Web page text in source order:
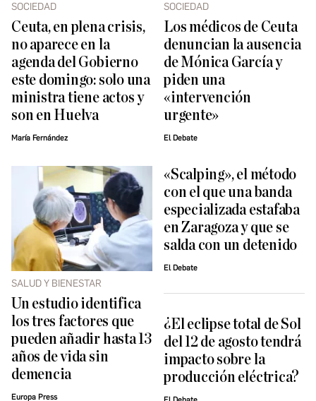
SOCIEDAD
Ceuta, en plena crisis,
no aparece en la
agenda del Gobierno
este domingo: solo una
ministra tiene actos y
son en Huelva
María Fernández
SOCIEDAD
Los médicos de Ceuta
denuncian la ausencia
de Mónica García y
piden una
«intervención
urgente»
El Debate
SALUD Y BIENESTAR
Un estudio identifica
los tres factores que
pueden añadir hasta 13
años de vida sin
demencia
Europa Press
«Scalping», el método
con el que una banda
especializada estafaba
en Zaragoza y que se
salda con un detenido
El Debate
¿El eclipse total de Sol
del 12 de agosto tendrá
impacto sobre la
producción eléctrica?